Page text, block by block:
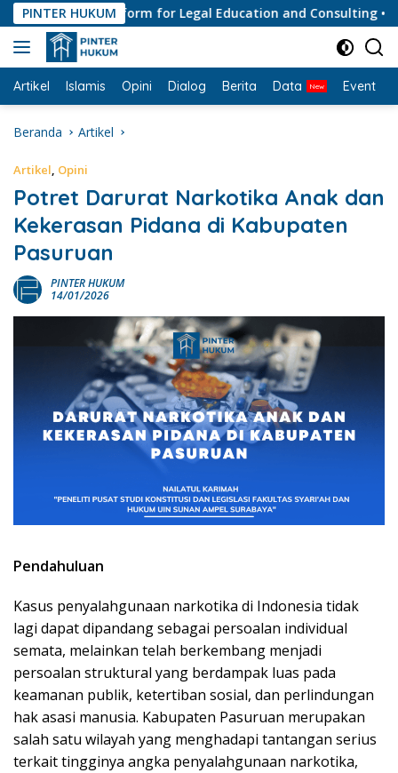
Langsung
ke
konten
PINTER HUKUM
#1 Platform for Legal Education and Consulting •
Artikel Islamis Opini Dialog Berita Data Event
Beranda Artikel
Artikel, Opini
Potret Darurat Narkotika Anak dan
Kekerasan Pidana di Kabupaten
Pasuruan
PINTER HUKUM
14/01/2026
Pendahuluan
Kasus penyalahgunaan narkotika di Indonesia tidak
lagi dapat dipandang sebagai persoalan individual
semata, melainkan telah berkembang menjadi
persoalan struktural yang berdampak luas pada
keamanan publik, ketertiban sosial, dan perlindungan
hak asasi manusia. Kabupaten Pasuruan merupakan
salah satu wilayah yang menghadapi tantangan serius
terkait tingginya angka penyalahgunaan narkotika,